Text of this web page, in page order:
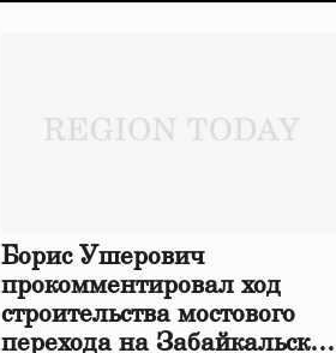
Борис Ушерович
прокомментировал ход
строительства мостового
перехода на Забайкальской